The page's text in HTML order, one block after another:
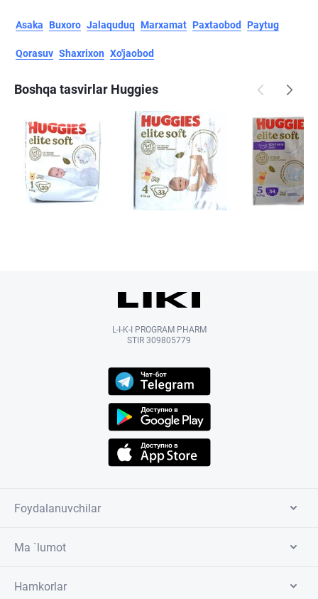
Asaka Buxoro Jalaquduq Marxamat Paxtaobod Paytug
Qorasuv Shaxrixon Xo'jaobod
Boshqa tasvirlar Huggies
L-I-K-I PROGRAM PHARM
STIR 309805779
Foydalanuvchilar
Ma `lumot
Hamkorlar